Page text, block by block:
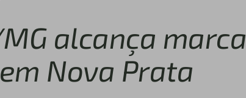
alcança marca
Nova Prata